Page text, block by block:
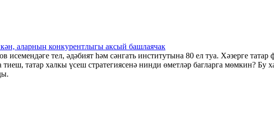
аларның конкурентлыгы аксый башлаячак
тел, әдәбият һәм сәнгать институтына 80 ел туа. Хәзерге татар
татар халкы үсеш стратегиясенә нинди өметләр багларга мөмкин? Бу